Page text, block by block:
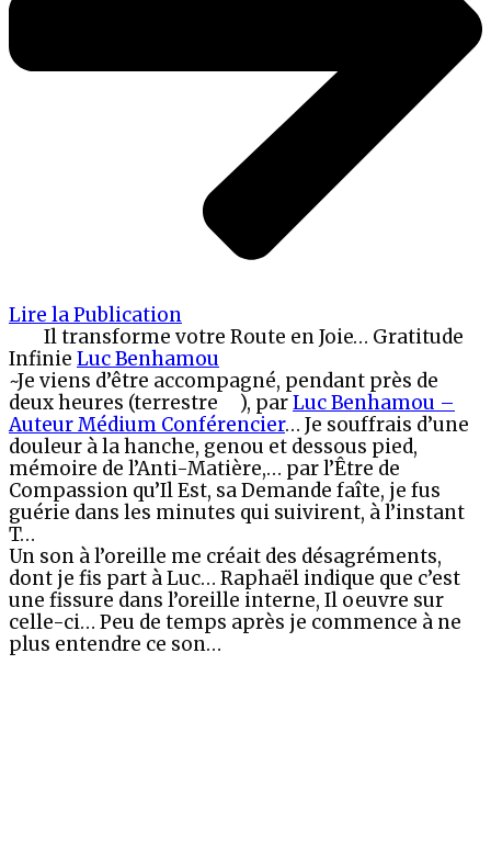
Lire la Publication
Il transforme votre Route en Joie… Gratitude
Infinie Luc Benhamou
~Je viens d’être accompagné, pendant près de
deux heures (terrestre
), parLuc Benhamou –
Auteur Médium Conférencier… Je souffrais d’une
douleur à la hanche, genou et dessous pied,
mémoire de l’Anti-Matière,… par l’Être de
Compassion qu’Il Est, sa Demande faîte, je fus
guérie dans les minutes qui suivirent, à l’instant
T…
Un son à l’oreille me créait des désagréments,
dont je fis part à Luc… Raphaël indique que c’est
une fissure dans l’oreille interne, Il oeuvre sur
celle-ci… Peu de temps après je commence à ne
plus entendre ce son…